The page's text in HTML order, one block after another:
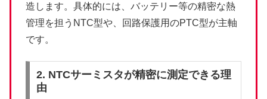
造します。具体的には、バッテリー等の精密な熱
管理を担うNTC型や、回路保護用のPTC型が主軸
です。
2. NTCサーミスタが精密に測定できる理
由